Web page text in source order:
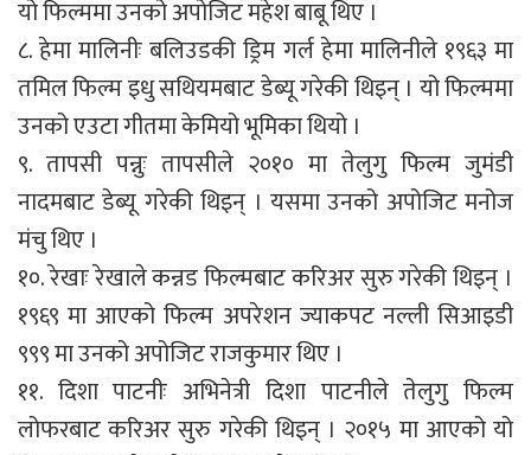
यो फिल्ममा उनको अपोजिट महेश बाबू थिए ।
८. हेमा मालिनीः बलिउडकी ड्रिम गर्ल हेमा मालिनीले १९६३ मा
तमिल फिल्म इधु सथियमबाट डेब्यू गरेकी थिइन् । यो फिल्ममा
उनको एउटा गीतमा केमियो भूमिका थियो ।
९. तापसी पन्नुः तापसीले २०१० मा तेलुगु फिल्म जुमंडी
नादमबाट डेब्यू गरेकी थिइन् । यसमा उनको अपोजिट मनोज
मंचु थिए ।
१०. रेखाः रेखाले कन्नड फिल्मबाट करिअर सुरु गरेकी थिइन् ।
१९६९ मा आएको फिल्म अपरेशन ज्याकपट नल्ली सिआइडी
९९९ मा उनको अपोजिट राजकुमार थिए ।
११. दिशा पाटनीः अभिनेत्री दिशा पाटनीले तेलुगु फिल्म
लोफरबाट करिअर सुरु गरेकी थिइन् । २०१५ मा आएको यो